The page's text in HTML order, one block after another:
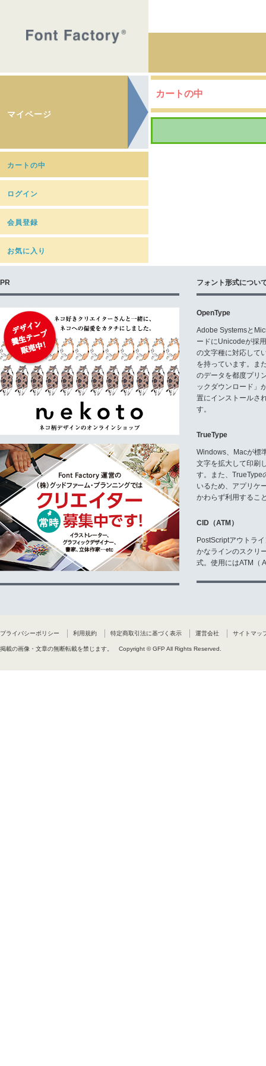
マイページ
カートの中
ログイン
会員登録
お気に入り
カートの中
PR フォント形式につい
OpenType
Adobe Systemsと
ードにUnicodeが採
の文字種に対応して
を持っています。ま
のデータを都度プリ
ックダウンロード」
置にインストールさ
す。
TrueType
Windows、Macが標
文字を拡大して印刷
す。また、TrueType
いるため、アプリケ
かわらず利用するこ
CID（ATM）
PostScriptアウトラ
かなラインのスクリ
式。使用にはATM（
プライバシーポリシー 利用規約 特定商取引法に基づく表示 運営会社 サイトマッ
掲載の画像・文章の無断転載を禁じます。 Copyright © GFP All Rights Reserved.